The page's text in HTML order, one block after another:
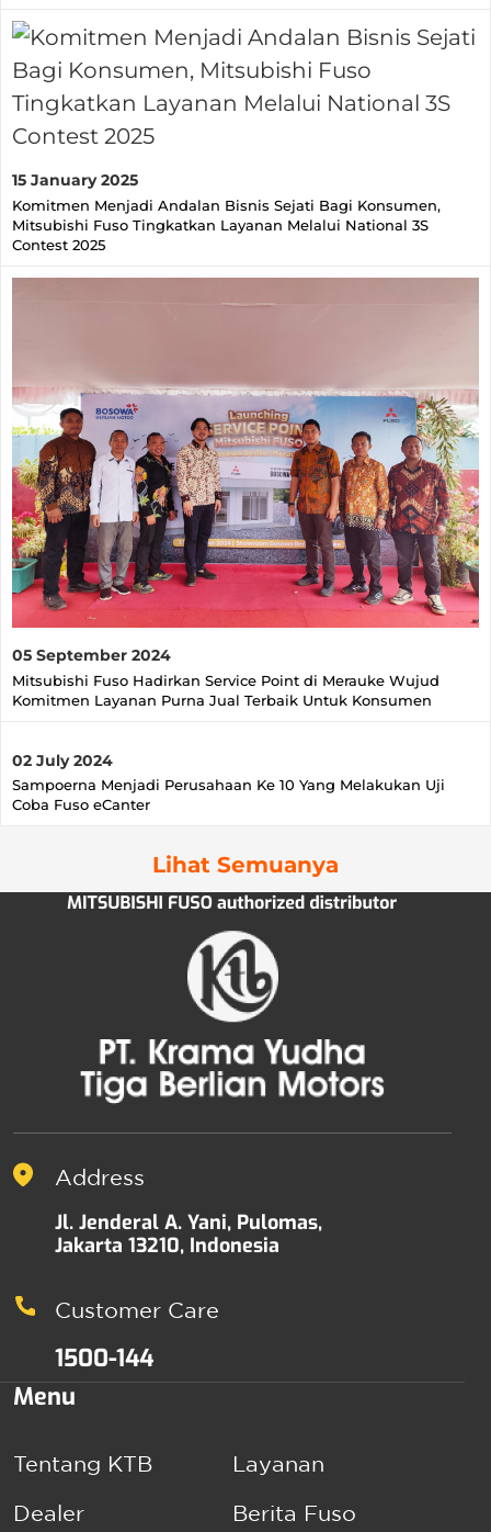
15 January 2025
Komitmen Menjadi Andalan Bisnis Sejati Bagi Konsumen,
Mitsubishi Fuso Tingkatkan Layanan Melalui National 3S
Contest 2025
05 September 2024
Mitsubishi Fuso Hadirkan Service Point di Merauke Wujud
Komitmen Layanan Purna Jual Terbaik Untuk Konsumen
02 July 2024
Sampoerna Menjadi Perusahaan Ke 10 Yang Melakukan Uji
Coba Fuso eCanter
Lihat Semuanya
Address
Jl. Jenderal A. Yani, Pulomas,
Jakarta 13210, Indonesia
Customer Care
1500-144
Menu
Tentang KTB
Layanan
Dealer
Berita Fuso